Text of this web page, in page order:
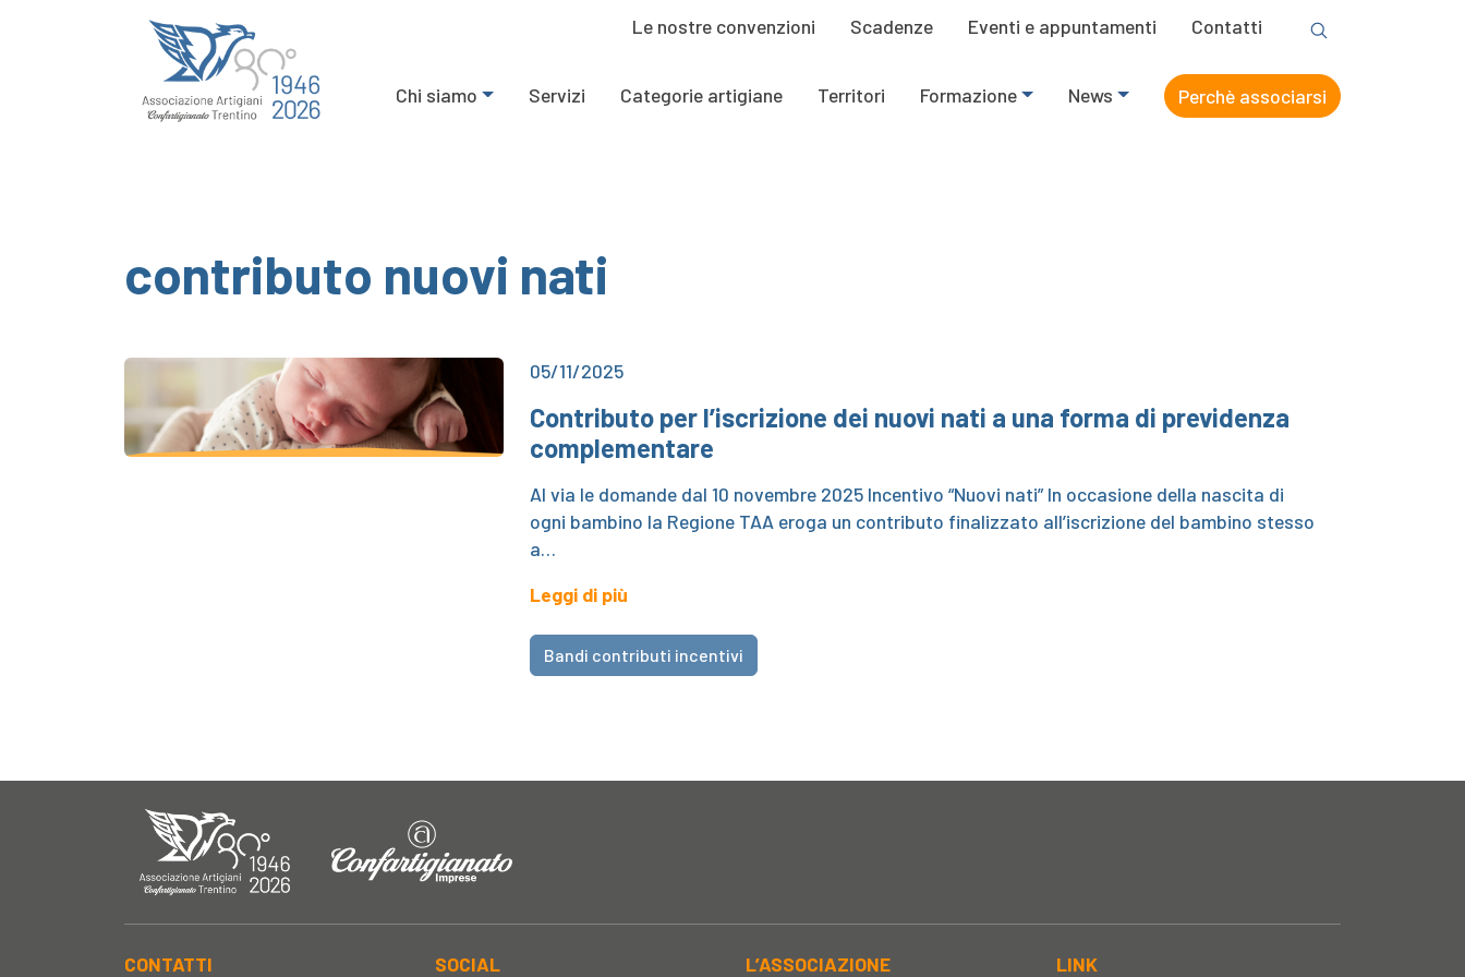
Le nostre convenzioni Scadenze Eventi e appuntamenti Contatti
Chi siamo Servizi Categorie artigiane Territori Formazione News Perchè associarsi
contributo nuovi nati
05/11/2025
Contributo per l’iscrizione dei nuovi nati a una forma di previdenza
complementare
Al via le domande dal 10 novembre 2025 Incentivo “Nuovi nati” In occasione della nascita di
ogni bambino la Regione TAA eroga un contributo finalizzato all’iscrizione del bambino stesso
a…
Leggi di più
Bandi contributi incentivi
CONTATTI SOCIAL L’ASSOCIAZIONE LINK